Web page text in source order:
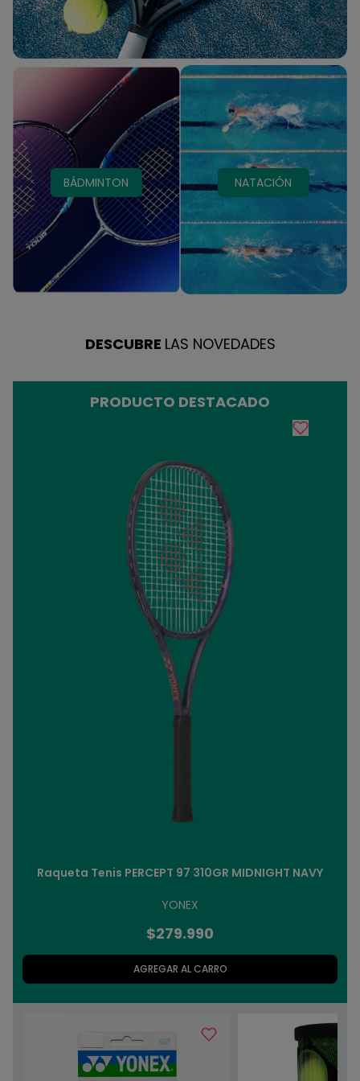
BÁDMINTON NATACIÓN
DESCUBRE LAS NOVEDADES
PRODUCTO DESTACADO
Raqueta Tenis PERCEPT 97 310GR MIDNIGHT NAVY
YONEX
$279.990
AGREGAR AL CARRO